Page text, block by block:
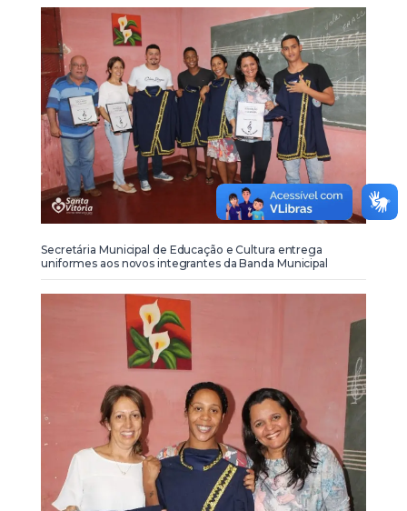
Secretária Municipal de Educação e Cultura entrega
uniformes aos novos integrantes da Banda Municipal